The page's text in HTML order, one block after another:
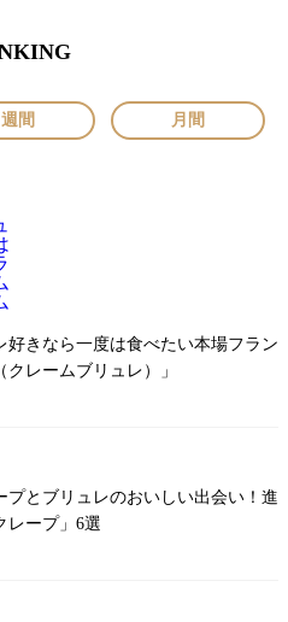
週間 月間
好きなら一度は食べたい本場フラン
レームブリュレ）」
プとブリュレのおいしい出会い！進
レープ」6選